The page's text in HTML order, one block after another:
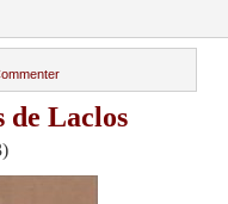
de Laclos